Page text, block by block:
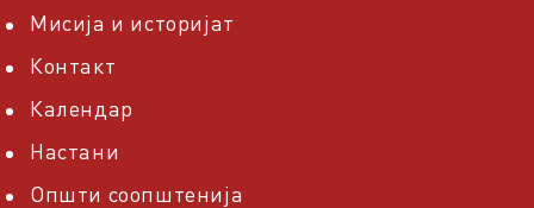
Мисија и историјат
Контакт
Календар
Настани
Општи соопштенија